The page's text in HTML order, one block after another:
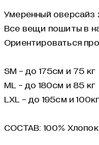
Умеренный оверсайз
Все вещи пошиты в
Ориентироваться
SM - до 175см и 75 кг
ML - до 180см и 85 кг
LXL - до 195см и 100кг
СОСТАВ:100%